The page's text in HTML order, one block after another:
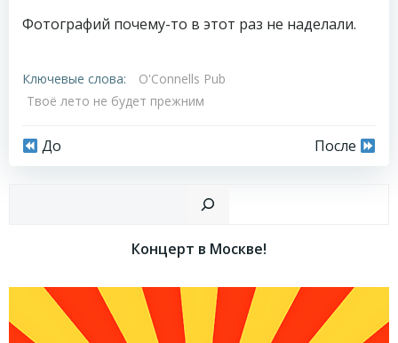
Фотографий почему-то в этот раз не наделали.
Ключевые слова:
O'Connells Pub
Твоё лето не будет прежним
Навигация
записям
До
Навигация
по
записям
После
Концерт в Москве!